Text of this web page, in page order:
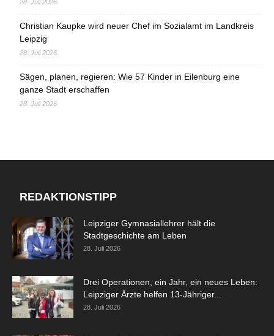
28. Juli 2026
Christian Kaupke wird neuer Chef im Sozialamt im Landkreis
Leipzig
28. Juli 2026
Sägen, planen, regieren: Wie 57 Kinder in Eilenburg eine
ganze Stadt erschaffen
28. Juli 2026
REDAKTIONSTIPP
Leipziger Gymnasiallehrer hält die
Stadtgeschichte am Leben
28. Juli 2026
Drei Operationen, ein Jahr, ein neues Leben:
Leipziger Ärzte helfen 13-Jähriger...
28. Juli 2026